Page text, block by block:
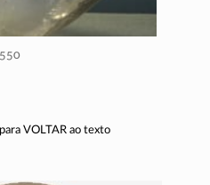
VOLTAR ao texto